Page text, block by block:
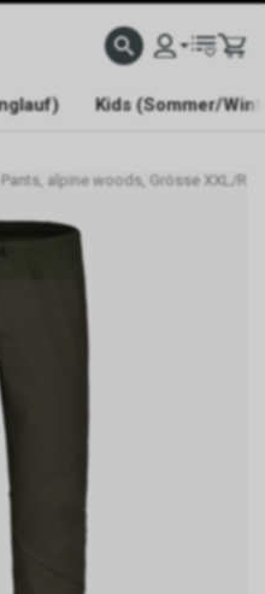
ACADEMY
Kids (Sommer/
alpine woods, Grösse XXL/R